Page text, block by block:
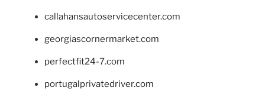
callahansautoservicecenter.com
georgiascornermarket.com
perfectfit24-7.com
portugalprivatedriver.com